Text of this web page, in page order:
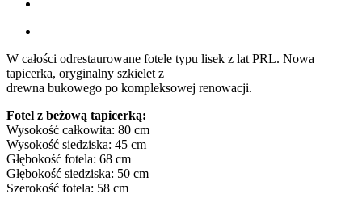
W całości odrestaurowane fotele typu lisek z lat PRL. Nowa
tapicerka, oryginalny szkielet z
drewna bukowego po kompleksowej renowacji.
Fotel z beżową tapicerką:
Wysokość całkowita: 80 cm
Wysokość siedziska: 45 cm
Głębokość fotela: 68 cm
Głębokość siedziska: 50 cm
Szerokość fotela: 58 cm